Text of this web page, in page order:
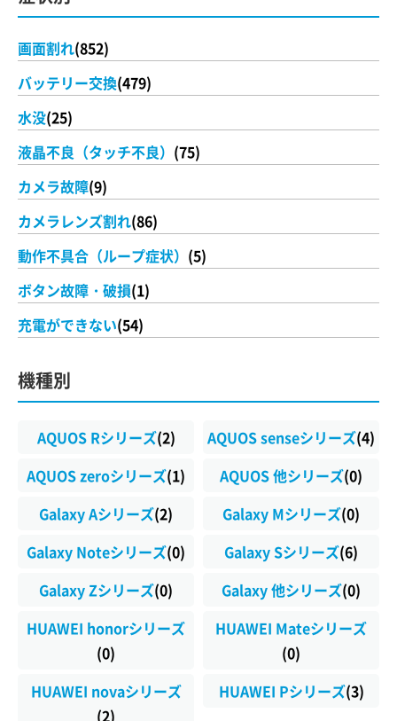
画面割れ(852)
バッテリー交換(479)
水没(25)
液晶不良（タッチ不良） (75)
カメラ故障(9)
カメラレンズ割れ(86)
動作不具合（ループ症状） (5)
ボタン故障・破損(1)
充電ができない(54)
機種別
AQUOS Rシリーズ(2) AQUOS senseシリーズ(4)
AQUOS zeroシリーズ(1) AQUOS 他シリーズ(0)
Galaxy Aシリーズ(2) Galaxy Mシリーズ(0)
Galaxy Noteシリーズ(0) Galaxy Sシリーズ(6)
Galaxy Zシリーズ(0) Galaxy 他シリーズ(0)
HUAWEI honorシリーズ
(0)
HUAWEI Mateシリーズ
(0)
HUAWEI novaシリーズ
(2)
HUAWEI Pシリーズ(3)